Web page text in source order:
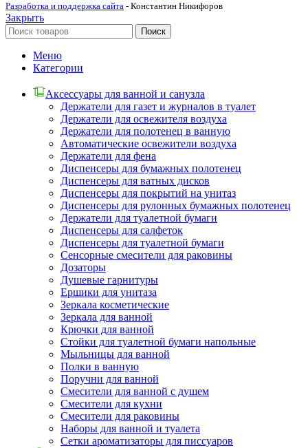
Разработка и поддержка сайта - Константин Никифоров
Закрыть
Поиск
Меню
Категории
Аксессуары для ванной и санузла
Держатели для газет и журналов в туалет
Держатели для освежителя воздуха
Держатели для полотенец в ванную
Автоматические освежители воздуха
Держатели для фена
Диспенсеры для бумажных полотенец
Диспенсеры для ватных дисков
Диспенсеры для покрытий на унитаз
Диспенсеры для рулонных бумажных полотенец
Держатели для туалетной бумаги
Диспенсеры для салфеток
Диспенсеры для туалетной бумаги
Сенсорные смесители для раковины
Дозаторы
Душевые гарнитуры
Ершики для унитаза
Зеркала косметические
Зеркала для ванной
Крючки для ванной
Стойки для туалетной бумаги напольные
Мыльницы для ванной
Полки в ванную
Поручни для ванной
Смесители для ванной с душем
Смесители для кухни
Смесители для раковины
Наборы для ванной и туалета
Сетки ароматизаторы для писсуаров